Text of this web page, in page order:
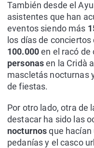
También desde el
asistentes que han
eventos siendo más
los días de
100.000en el racó de
personasen la Cridà
mascletás nocturnas
de fiestas.
Por otro lado, otra de
destacar ha sido las
nocturnosque hacían
pedanías y el casco